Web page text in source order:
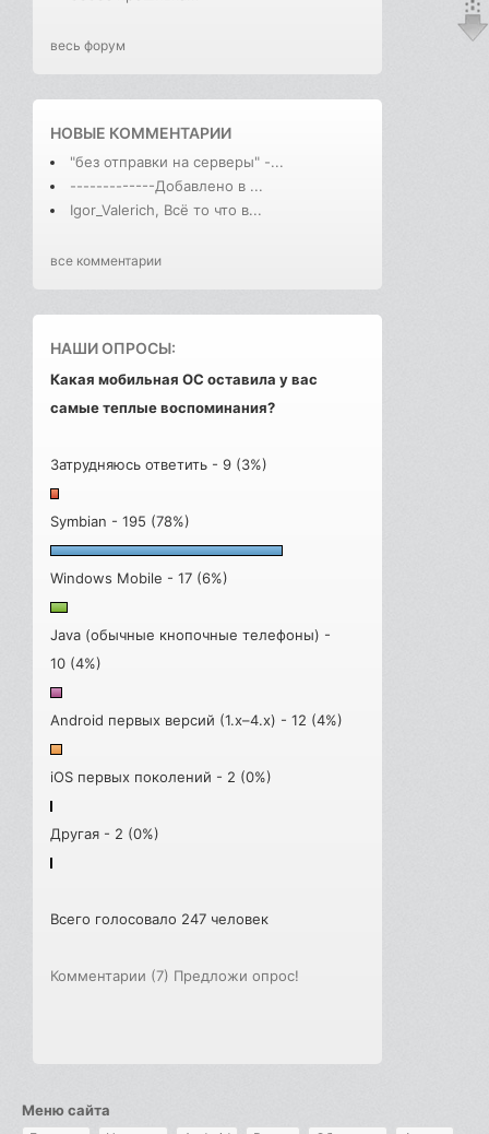
весь форум
НОВЫЕ КОММЕНТАРИИ
"без отправки на серверы" -...
-------------Добавлено в ...
Igor_Valerich, Всё то что в...
все комментарии
НАШИ ОПРОСЫ:
Какая мобильная ОС оставила у вас
самые теплые воспоминания?
Затрудняюсь ответить - 9 (3%)
Symbian - 195 (78%)
Windows Mobile - 17 (6%)
Java (обычные кнопочные телефоны) -
10 (4%)
Android первых версий (1.x–4.x) - 12 (4%)
iOS первых поколений - 2 (0%)
Другая - 2 (0%)
Всего голосовало 247 человек
Комментарии (7) Предложи опрос!
Меню сайта